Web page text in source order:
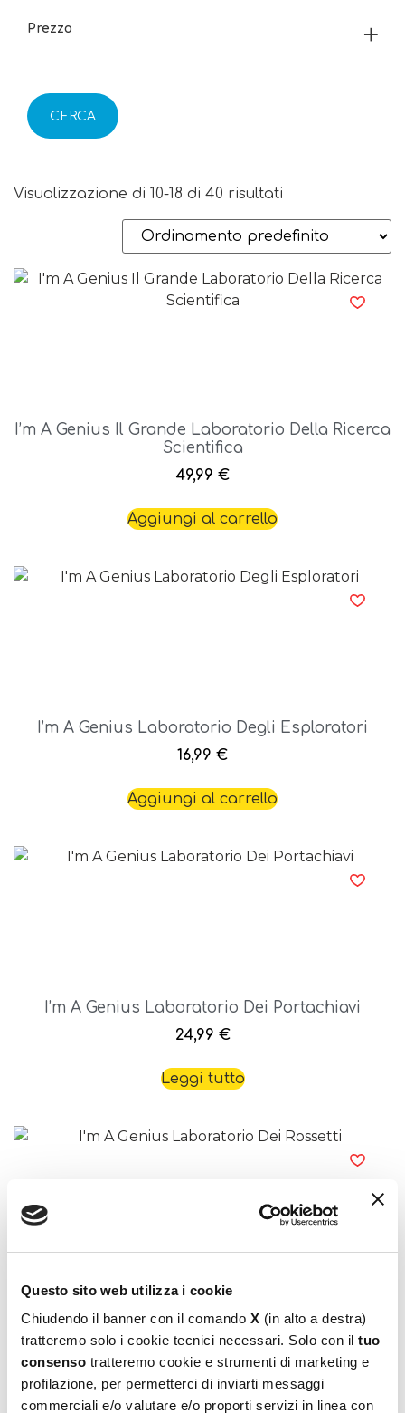
Questo sito web utilizza i cookie
Chiudendo il banner con il comando X (in alto a destra)
tratteremo solo i cookie tecnici necessari. Solo con il tuo
consenso tratteremo cookie e strumenti di marketing e
profilazione, per permetterci di inviarti messaggi
commerciali e/o valutare e/o proporti servizi in linea con
Prezzo
CERCA
Visualizzazione di 10-18 di 40 risultati
I’m A Genius Il Grande Laboratorio Della Ricerca
Scientifica
49,99 €
Aggiungi al carrello
I’m A Genius Laboratorio Degli Esploratori
16,99 €
Aggiungi al carrello
I’m A Genius Laboratorio Dei Portachiavi
24,99 €
Leggi tutto
I’m A Genius Laboratorio Dei Rossetti
16,99€
Aggiungi al carrello